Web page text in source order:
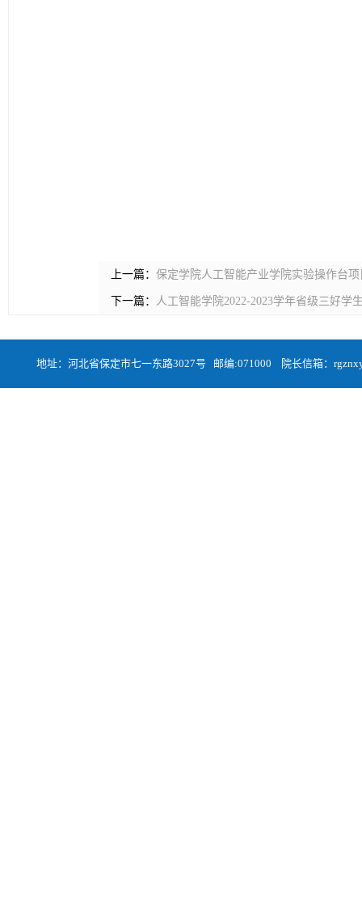
上一篇： 保定学院人工智能产业学院实验操作台
下一篇： 人工智能学院2022-2023学年省级三好学
地址：河北省保定市七一东路3027号 邮编:071000 院长信箱：